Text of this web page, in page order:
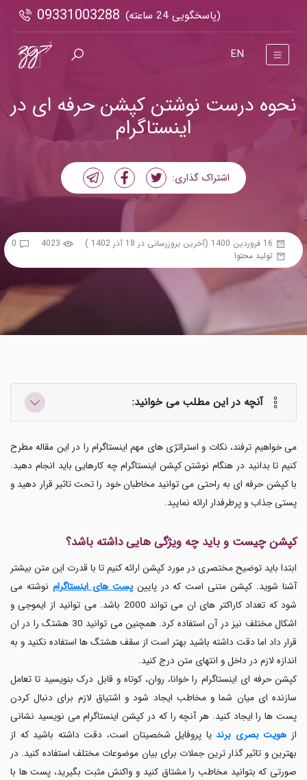
(پاسخگویی 24 ساعته) 09331003288
EN
نحوه درست نوشتن کپشن حرفه ای در
اینستاگرام
اشتراک گذاری:
16 فروردین 1400 (آخرین بروزرسانی در 18 آذر 1402 ) 4023
0
تولید محتوا
آنچه در این مطلب می خوانید:
می خواهیم ترفند، نکات و استراتژی های مهم اینستاگرام را در این مقاله مطرح
کنیم تا بدانید در هنگام نوشتن کپشن اینستاگرام چه کارهایی باید انجام دهید.
با کپشن حرفه ای به راحتی می توانید مخاطبان خود را تحت تاثیر قرار دهید و
پستی جذاب و پرطرفدار ارائه نمایید.
کپشن چیست و باید چه ویژگی هایی داشته باشد؟
ابتدا باید توضیح مختصری در مورد کپشن ارائه کنیم تا با قدرت این متن بیشتر
آشنا شوید. کپشن متنی است که در پایینپست های اینستاگرام نوشته می
شود که تعداد کاراکتر های ان می تواند 2000 باشد. می توانید از ایموجی و
اشکال مختلف نیز در آن استفاده کرد. همچنین می توانید 30 هشتگ را در ان
قرار داد اما دقت داشته باشید بهتر است از سقف هشتگ ها استفاده نکنید و به
اندازه لازم در داخل و انتهای متن درج کنید.
کپشن حرفه ای اینستاگرام را خوانا، روان، کوتاه و قابل درک بنویسید تا تعامل
سازنده ای میان شما و مخاطب ایجاد شود و اشتیاق لازم برای دنبال کردن
پست ها را ایجاد کنید. هر آنچه را که در کپشن اینستاگرام می نویسید نشانی
از هویت بصری برندیا پروفایل شخصیتان است، دقت داشته باشید که از
بهترین و تاثیر گذار ترین جملات برای بیان موضوعات مختلف استفاده کنید. در
صورتی که بتوانید مخاطب را مشتاق کنید و واکنش مثبت بگیرید، پست ها با